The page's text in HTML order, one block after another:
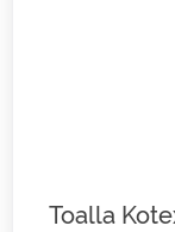
Toalla